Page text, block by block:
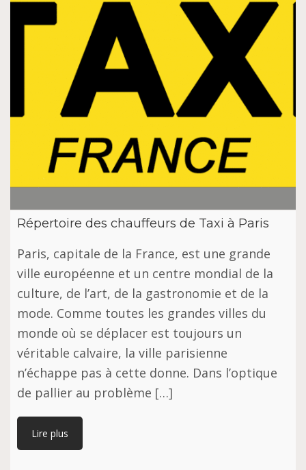
Répertoire des chauffeurs de Taxi à Paris
Paris, capitale de la France, est une grande
ville européenne et un centre mondial de la
culture, de l’art, de la gastronomie et de la
mode. Comme toutes les grandes villes du
monde où se déplacer est toujours un
véritable calvaire, la ville parisienne
n’échappe pas à cette donne. Dans l’optique
de pallier au problème […]
Lire plus